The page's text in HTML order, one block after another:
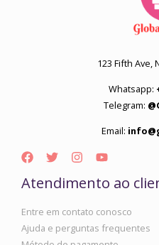
123 Fifth Ave,
Whatsapp:
Telegram:
Email:
Atendimento ao
Entre em contato conosco
Ajuda e perguntas frequentes